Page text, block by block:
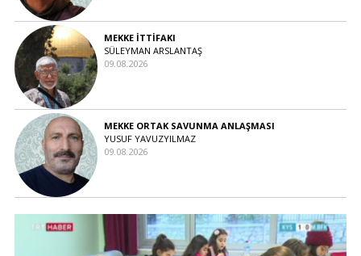
MEKKE İTTİFAKI
SÜLEYMAN ARSLANTAŞ
09.08.2026
MEKKE ORTAK SAVUNMA ANLAŞMASI
YUSUF YAVUZYILMAZ
09.08.2026